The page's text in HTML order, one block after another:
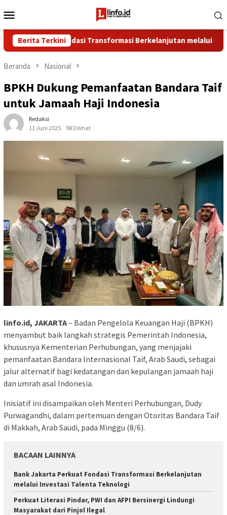
ke
Mobile
Berita Terkini
Fondasi Transformasi Berkelanjutan melalui Investasi
Beranda Nasional
BPKH Dukung Pemanfaatan Bandara Taif
untuk Jamaah Haji Indonesia
Redaksi
11 Juni 2025
98 Dilihat
linfo.id, JAKARTA– Badan Pengelola Keuangan Haji (BPKH)
menyambut baik langkah strategis Pemerintah Indonesia,
khususnya Kementerian Perhubungan, yang menjajaki
pemanfaatan Bandara Internasional Taif, Arab Saudi, sebagai
jalur alternatif bagi kedatangan dan kepulangan jamaah haji
dan umrah asal Indonesia.
Inisiatif ini disampaikan oleh Menteri Perhubungan, Dudy
Purwagandhi, dalam pertemuan dengan Otoritas Bandara Taif
di Makkah, Arab Saudi, pada Minggu (8/6).
BACAAN LAINNYA
Bank Jakarta Perkuat Fondasi Transformasi Berkelanjutan
melalui Investasi Talenta Teknologi
Perkuat Literasi Pindar, PWI dan AFPI Bersinergi Lindungi
Masyarakat dari Pinjol Ilegal